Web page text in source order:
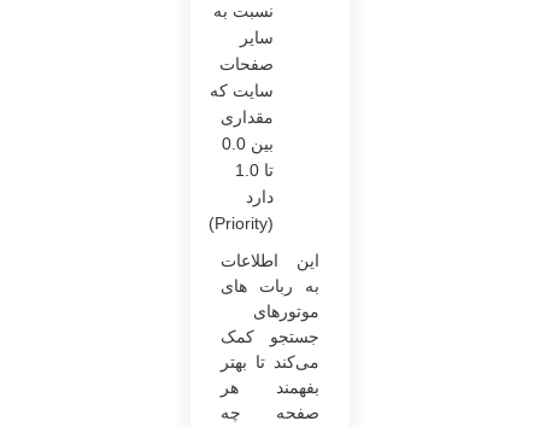
نسبت به
سایر
صفحات
سایت که
مقداری
بین 0.0
تا 1.0
دارد
(Priority)
این اطلاعات
به ربات های
موتورهای
جستجو کمک
می‌کند تا بهتر
بفهمند هر
صفحه چه